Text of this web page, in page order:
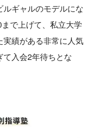
ギャルのモデルにな
で上げて、私立大学
績がある非常に人気
入会2年待ちとな